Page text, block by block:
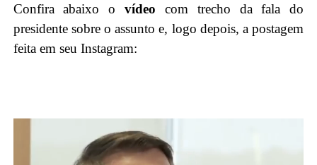
Confira abaixo ovídeo com trecho da fala do
presidente sobre o assunto e, logo depois, a postagem
feita em seu Instagram: